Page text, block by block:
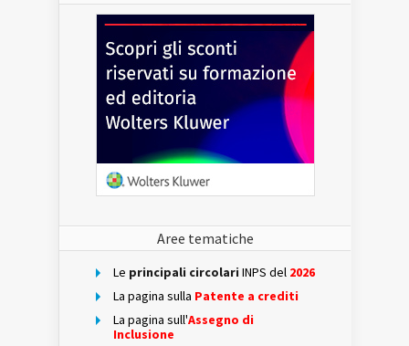
Aree tematiche
Le principali circolari INPS del 2026
La pagina sulla Patente a crediti
La pagina sull'Assegno di
Inclusione